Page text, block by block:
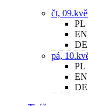
čt,
PL
EN
DE
pá,
PL
EN
DE